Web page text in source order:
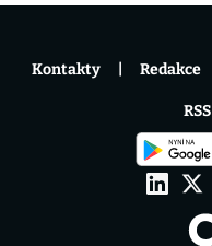
Kontakty Redakce
RSS